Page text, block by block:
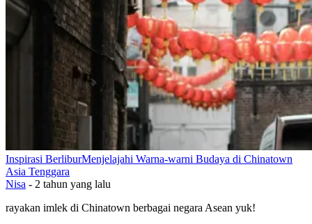
Inspirasi BerliburMenjelajahi Warna-warni Budaya di Chinatown
Asia Tenggara
Nisa - 2 tahun yang lalu
rayakan imlek di Chinatown berbagai negara Asean yuk!